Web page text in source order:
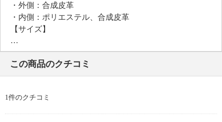
・外側：合成皮革
・内側：ポリエステル、合成皮革
【サイズ】
・約縦１７ｃｍ×最大横３１ｃｍ×マチ１４ｃｍ
・Ａ４サイズ：不可
【重さ】
・約３５５ｇ
・個体差あり
【原産国（地）】
この商品のクチコミ
1件のクチコミ